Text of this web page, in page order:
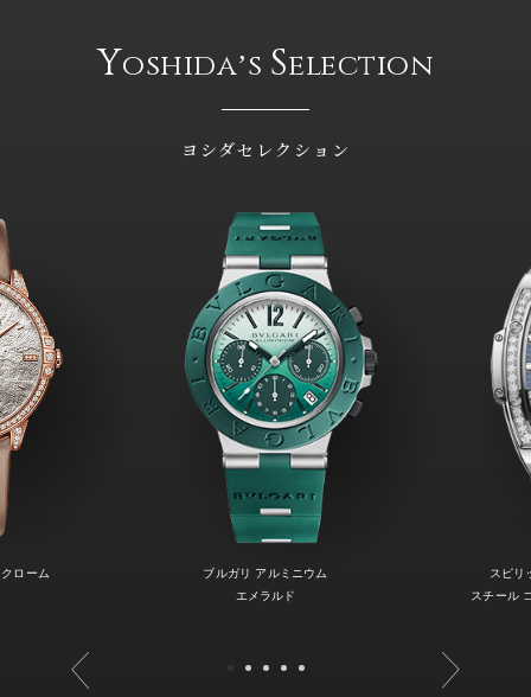
Yoshidaʼs Selection
ヨシダセレクション
ローム
ブルガリ アルミニウム
エメラルド
スピリ
スチール